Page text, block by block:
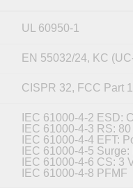
UL 60950-1
EN 55032/24, KC
CISPR 32, FCC Part
IEC 61000-4-2 ESD:
IEC 61000-4-3 RS:
IEC 61000-4-4 EFT:
IEC 61000-4-5
IEC 61000-4-6 CS: 3
IEC 61000-4-8 PFMF